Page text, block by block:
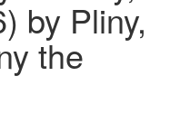
by Pliny,
the